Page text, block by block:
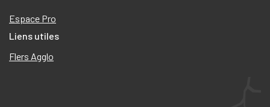
Espace Pro
Liens utiles
Flers Agglo